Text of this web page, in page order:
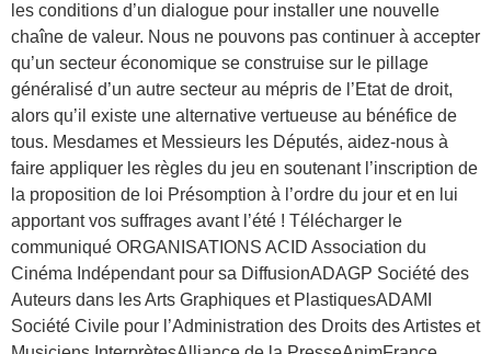
les conditions d’un dialogue pour installer une nouvelle
chaîne de valeur. Nous ne pouvons pas continuer à accepter
qu’un secteur économique se construise sur le pillage
généralisé d’un autre secteur au mépris de l’Etat de droit,
alors qu’il existe une alternative vertueuse au bénéfice de
tous. Mesdames et Messieurs les Députés, aidez-nous à
faire appliquer les règles du jeu en soutenant l’inscription de
la proposition de loi Présomption à l’ordre du jour et en lui
apportant vos suffrages avant l’été ! Télécharger le
communiqué ORGANISATIONS ACID Association du
Cinéma Indépendant pour sa DiffusionADAGP Société des
Auteurs dans les Arts Graphiques et PlastiquesADAMI
Société Civile pour l’Administration des Droits des Artistes et